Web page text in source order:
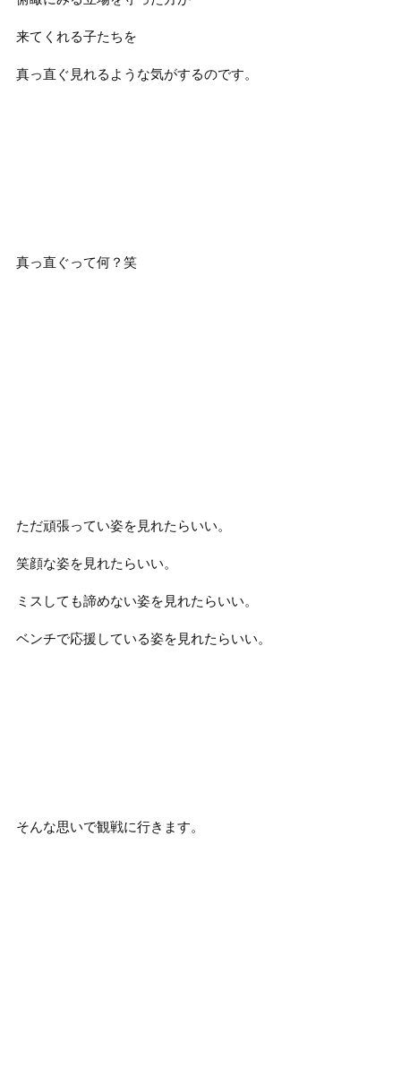
来てくれる子たちを
真っ直ぐ見れるような気がするのです。
真っ直ぐって何？笑
ただ頑張ってい姿を見れたらいい。
笑顔な姿を見れたらいい。
ミスしても諦めない姿を見れたらいい。
ベンチで応援している姿を見れたらいい。
そんな思いで観戦に行きます。